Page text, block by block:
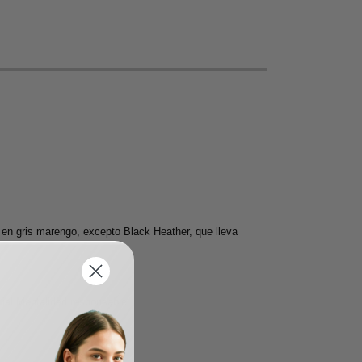
gris marengo, excepto Black Heather, que lleva